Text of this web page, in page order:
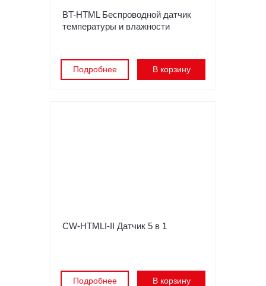
BT-HTML Беспроводной датчик
температуры и влажности
Подробнее В корзину
CW-HTMLI-II Датчик 5 в 1
Подробнее В корзину